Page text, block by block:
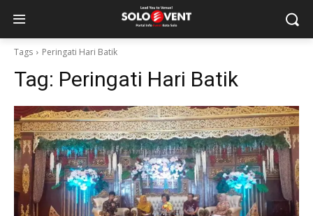
Tags Peringati Hari Batik
Tag: Peringati Hari Batik